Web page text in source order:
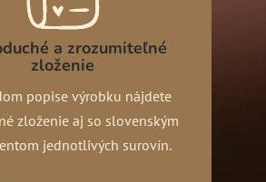
a zrozumiteľné
zloženie
popise výrobku nájdete
zloženie aj so slovenským
jednotlivých surovín.